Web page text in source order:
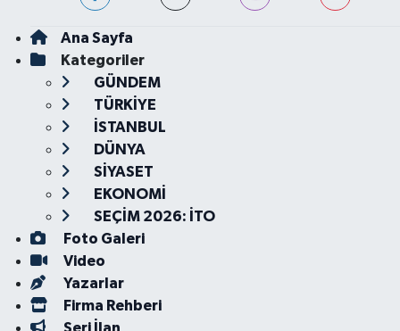
Ana Sayfa
Kategoriler
GÜNDEM
TÜRKİYE
İSTANBUL
DÜNYA
SİYASET
EKONOMİ
SEÇİM 2026: İTO
Foto Galeri
Video
Yazarlar
Firma Rehberi
Seri İlan